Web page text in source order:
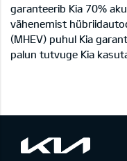
garanteerib Kia 70%
vähenemist
(MHEV) puhul Kia
palun tutvuge Kia